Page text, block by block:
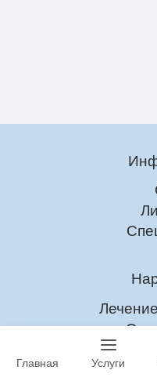
Главная Услуги